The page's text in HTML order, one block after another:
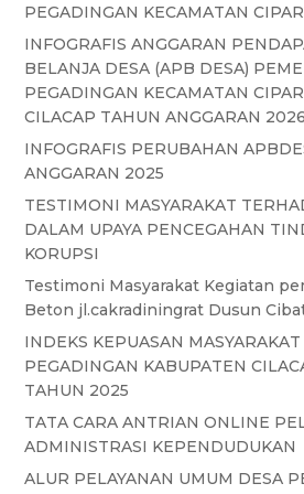
PEGADINGAN KECAMATAN
INFOGRAFIS ANGGARAN
BELANJA DESA (APB DESA)
PEGADINGAN KECAMATAN
CILACAP TAHUN ANGGARAN 2026
INFOGRAFIS PERUBAHAN
ANGGARAN 2025
TESTIMONI MASYARAKAT
DALAM UPAYA PENCEGAHAN
KORUPSI
Testimoni Masyarakat Kegiatan
Beton jl.cakradiningrat Dusun
INDEKS KEPUASAN
PEGADINGAN KABUPATEN
TAHUN 2025
TATA CARA ANTRIAN ONLINE
ADMINISTRASI KEPENDUDUKAN
ALUR PELAYANAN UMUM DESA